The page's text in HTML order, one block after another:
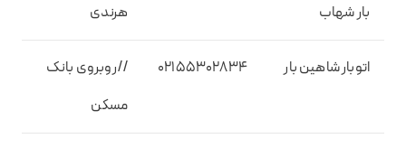
بار شهاب
هرندی
اتوبار شاهین بار 02155302834
//روبروی بانک
مسکن